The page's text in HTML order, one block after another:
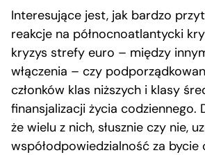
Interesujące jest, jak bardzo
reakcje na północnoatlantycki
kryzys strefy euro – między
włączenia – czy
członków klas niższych i klasy
finansjalizacji życia codziennego.
że wielu z nich, słusznie czy nie,
współodpowiedzialność za bycie